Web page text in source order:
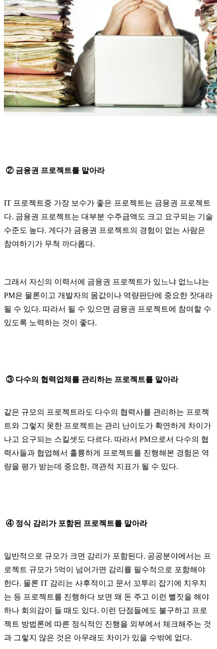
② 금융권 프로젝트를 맡아라
IT 프로젝트중 가장 보수가 좋은 프로젝트는 금융권 프로젝트
다. 금융권 프로젝트는 대부분 수주금액도 크고 요구되는 기술
수준도 높다. 게다가 금융권 프로젝트의 경험이 없는 사람은
참여하기가 무척 까다롭다.
그래서 자신의 이력서에 금융권 프로젝트가 있느냐 없느냐는
PM은 물론이고 개발자의 몸값이나 역량판단에 중요한 잣대라
될 수 있다. 따라서 될 수 있으면 금융권 프로젝트에 참여할 수
있도록 노력하는 것이 좋다.
③ 다수의 협력업체를 관리하는 프로젝트를 맡아라
같은 규모의 프로젝트라도 다수의 협력사를 관리하는 프로젝
트와 그렇지 못한 프로젝트는 관리 난이도가 확연하게 차이가
나고 요구되는 스킬셋도 다르다. 따라서 PM으로서 다수의 협
력사들과 협업해서 훌륭하게 프로젝트를 진행해본 경험은 역
량을 평가 받는데 중요한, 객관적 지표가 될 수 있다.
④ 정식 감리가 포함된 프로젝트를 맡아라
일반적으로 규모가 크면 감리가 포함된다. 공공분야에서는 프
로젝트 규모가 5억이 넘어가면 감리를 필수적으로 포함해야
한다. 물론 IT 감리는 사후적이고 문서 꼬투리 잡기에 치우치
는 등 프로젝트를 진행하다 보면 왜 돈 주고 이런 뻘짓을 해야
하나 회의감이 들 때도 있다. 이런 단점들에도 불구하고 프로
젝트 방법론에 따른 정식적인 진행을 외부에서 체크해주는 것
과 그렇지 않은 것은 아무래도 차이가 있을 수밖에 없다.